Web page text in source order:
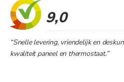
9,0
“Snelle levering, vriendelijk en
kwaliteit paneel en thermostaat.”